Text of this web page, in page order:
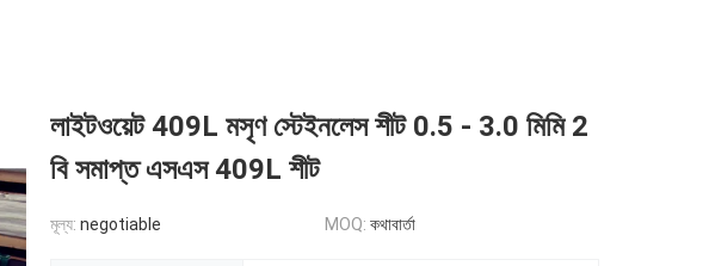
লাইটওয়েট 409L মসৃণ স্টেইনলেস শীট 0.5 - 3.0 মিমি 2
বি সমাপ্ত এসএস 409L শীট
মূল্য: negotiable MOQ: কথাবার্তা